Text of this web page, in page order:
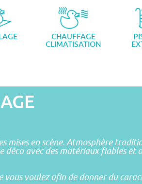
CHAUFFAGE
CLIMATISATION
mises en scène. Atmosphère
avec des matériaux fiables et
voulez afin de donner du